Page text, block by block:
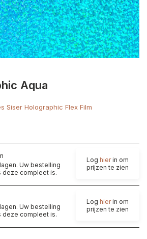
Aqua
Siser Holographic Flex Film
Uw bestelling
deze compleet is.
Log hierin om
prijzen te zien
Uw bestelling
deze compleet is.
Log hierin om
prijzen te zien